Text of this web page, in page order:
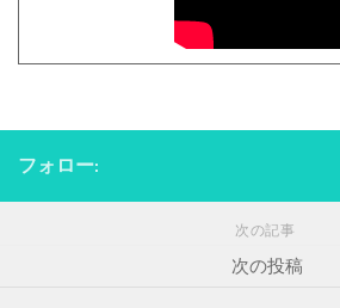
フォロー:
次の記事
次の投稿